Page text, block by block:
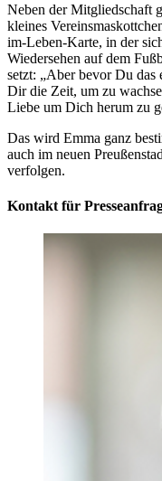
Neben der Mitgliedschaft
kleines
im-Leben-Karte, in der
Wiedersehen auf dem
setzt: „Aber bevor Du
Dir die Zeit, um zu
Liebe um Dich herum zu
Das wird Emma ganz
auch im neuen
verfolgen.
Kontakt für